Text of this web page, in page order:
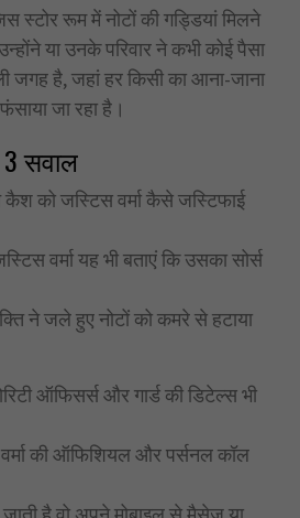
स्टोर रूम में नोटों की गड्डियां मिलने
या उनके परिवार ने कभी कोई पैसा
जगह है, जहां हर किसी का आना-जाना
जा रहा है।
सवाल
को जस्टिस वर्मा कैसे जस्टिफाई
वर्मा यह भी बताएं कि उसका सोर्स
ने जले हुए नोटों को कमरे से हटाया
ऑफिसर्स और गार्ड की डिटेल्स भी
की ऑफिशियल और पर्सनल कॉल